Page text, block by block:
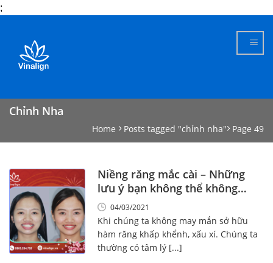
;
content
Chỉnh Nha
Home Posts tagged "chỉnh nha" Page 49
Niềng răng mắc cài – Những
lưu ý bạn không thể không
biết!04/03/2021
Khi chúng ta không may mắn sở hữu
hàm răng khấp khểnh, xấu xí. Chúng ta
thường có tâm lý [...]